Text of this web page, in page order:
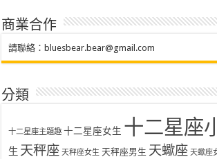
商業合作
請聯絡： bluesbear.bear@gmail.com
分類
十二星座主題趣 十二星座女生 十二星座
生 天秤座 天秤座女生 天秤座男生 天蠍座 天蠍座